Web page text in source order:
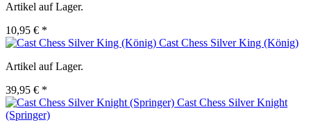
Artikel auf Lager.
10,95 € *
Cast Chess Silver King (König)
Artikel auf Lager.
39,95 € *
Cast Chess Silver Knight
(Springer)